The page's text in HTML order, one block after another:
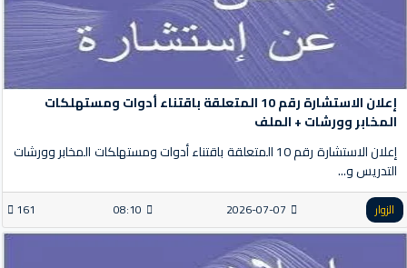
إعلان الاستشارة رقم 10 المتعلقة باقتناء أدوات ومستهلكات
المخابر وورشات + الملف
إعلان الاستشارة رقم 10 المتعلقة باقتناء أدوات ومستهلكات المخابر وورشات
التدريس و...
الزوار 2026-07-07
08:10
161